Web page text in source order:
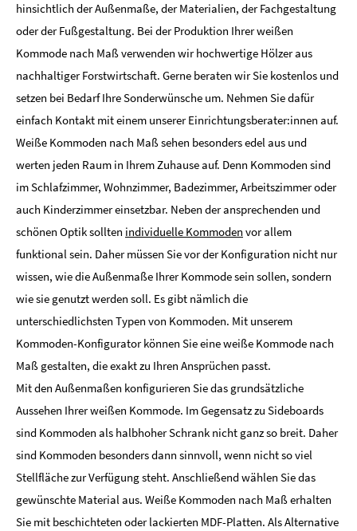
hinsichtlich der Außenmaße, der Materialien, der Fachgestaltung
oder der Fußgestaltung. Bei der Produktion Ihrer weißen
Kommode nach Maß verwenden wir hochwertige Hölzer aus
nachhaltiger Forstwirtschaft. Gerne beraten wir Sie kostenlos und
setzen bei Bedarf Ihre Sonderwünsche um. Nehmen Sie dafür
einfach Kontakt mit einem unserer Einrichtungsberater:innen auf.
Weiße Kommoden nach Maß sehen besonders edel aus und
werten jeden Raum in Ihrem Zuhause auf. Denn Kommoden sind
im Schlafzimmer, Wohnzimmer, Badezimmer, Arbeitszimmer oder
auch Kinderzimmer einsetzbar. Neben der ansprechenden und
schönen Optik sollten individuelle Kommoden vor allem
funktional sein. Daher müssen Sie vor der Konfiguration nicht nur
wissen, wie die Außenmaße Ihrer Kommode sein sollen, sondern
wie sie genutzt werden soll. Es gibt nämlich die
unterschiedlichsten Typen von Kommoden. Mit unserem
Kommoden-Konfigurator können Sie eine weiße Kommode nach
Maß gestalten, die exakt zu Ihren Ansprüchen passt.
Mit den Außenmaßen konfigurieren Sie das grundsätzliche
Aussehen Ihrer weißen Kommode. Im Gegensatz zu Sideboards
sind Kommoden als halbhoher Schrank nicht ganz so breit. Daher
sind Kommoden besonders dann sinnvoll, wenn nicht so viel
Stellfläche zur Verfügung steht. Anschließend wählen Sie das
gewünschte Material aus. Weiße Kommoden nach Maß erhalten
Sie mit beschichteten oder lackierten MDF-Platten. Als Alternative